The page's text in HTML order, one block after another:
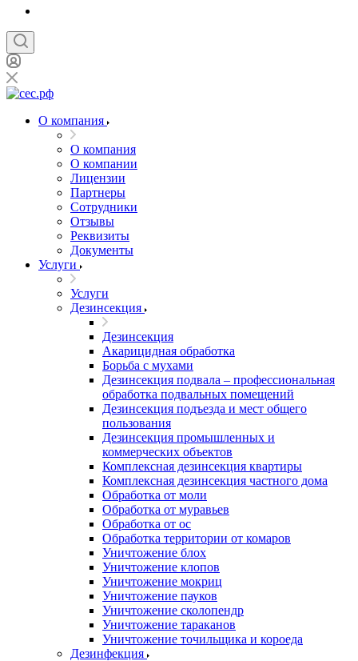
О компания
О компания
О компании
Лицензии
Партнеры
Сотрудники
Отзывы
Реквизиты
Документы
Услуги
Услуги
Дезинсекция
Дезинсекция
Акарицидная обработка
Борьба с мухами
Дезинсекция подвала – профессиональная
обработка подвальных помещений
Дезинсекция подъезда и мест общего
пользования
Дезинсекция промышленных и
коммерческих объектов
Комплексная дезинсекция квартиры
Комплексная дезинсекция частного дома
Обработка от моли
Обработка от муравьев
Обработка от ос
Обработка территории от комаров
Уничтожение блох
Уничтожение клопов
Уничтожение мокриц
Уничтожение пауков
Уничтожение сколопендр
Уничтожение тараканов
Уничтожение точильщика и короеда
Дезинфекция